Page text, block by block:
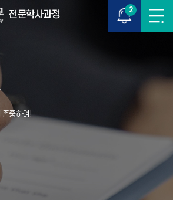
전문학사과정 2